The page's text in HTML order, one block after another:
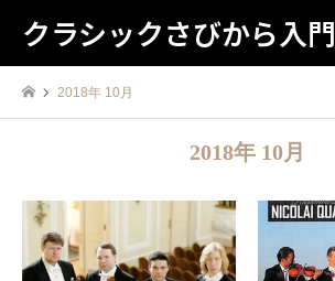
クラシックさびから入門
2018年 10月
2018年 10月